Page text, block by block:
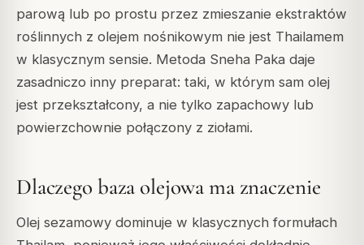
parową lub po prostu przez zmieszanie ekstraktów
roślinnych z olejem nośnikowym nie jest Thailamem
w klasycznym sensie. Metoda Sneha Paka daje
zasadniczo inny preparat: taki, w którym sam olej
jest przekształcony, a nie tylko zapachowy lub
powierzchownie połączony z ziołami.
Dlaczego baza olejowa ma znaczenie
Olej sezamowy dominuje w klasycznych formułach